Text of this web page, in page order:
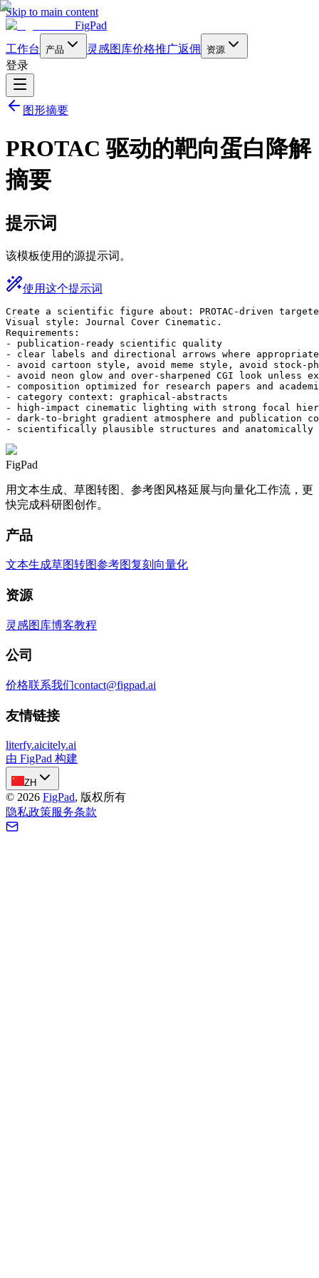
Skip to main content
FigPad
工作台
产品 灵感图库价格推广返佣 资源
登录
图形摘要
PROTAC 驱动的靶向蛋白降解
摘要
提示词
该模板使用的源提示词。
使用这个提示词
Create a scientific figure about: PROTAC-driven
Visual style: Journal Cover Cinematic.
Requirements:
- publication-ready scientific quality
- clear labels and directional arrows where appropriate
- avoid cartoon style, avoid meme style, avoid stock-
- avoid neon glow and over-sharpened CGI look unless
- composition optimized for research papers and
- category context: graphical-abstracts
- high-impact cinematic lighting with strong focal
- dark-to-bright gradient atmosphere and publication
- scientifically plausible structures and anatomically
FigPad
用文本生成、草图转图、参考图风格延展与向量化工作流，更
快完成科研图创作。
产品
文本生成草图转图参考图复刻 向量化
资源
灵感图库博客教程
公司
价格联系我们contact@figpad.ai
友情链接
literfy.aicitely.ai
由 FigPad 构建
ZH
© 2026 FigPad, 版权所有
隐私政策服务条款